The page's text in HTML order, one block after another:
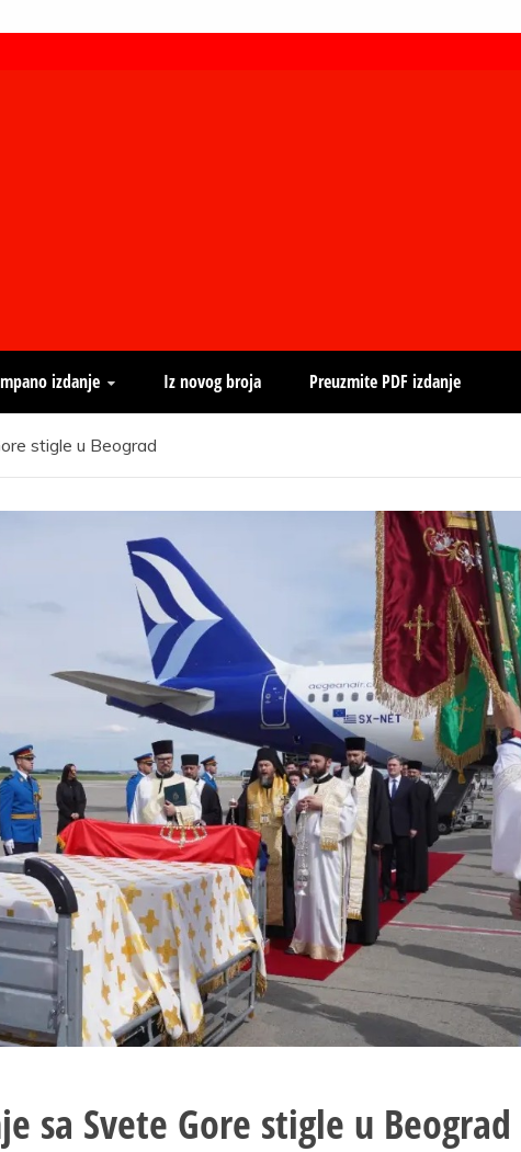
izdanje Iz novog broja Preuzmite PDF izdanje
stigle u Beograd
sa Svete Gore stigle u Beograd